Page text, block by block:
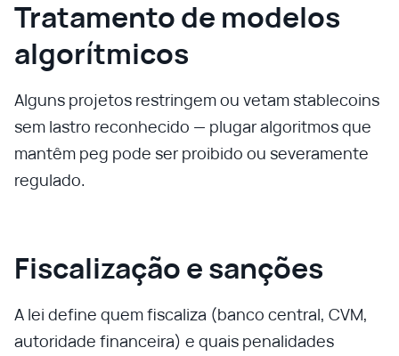
Tratamento de modelos
algorítmicos
Alguns projetos restringem ou vetam stablecoins
sem lastro reconhecido — plugar algoritmos que
mantêm peg pode ser proibido ou severamente
regulado.
Fiscalização e sanções
A lei define quem fiscaliza (banco central, CVM,
autoridade financeira) e quais penalidades